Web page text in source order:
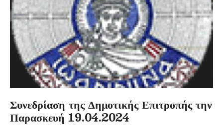
Συνεδρίαση της Δημοτικής Επιτροπής την
Παρασκευή 19.04.2024